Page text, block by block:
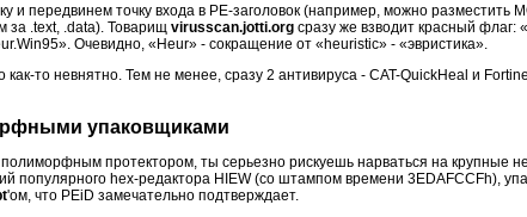
и передвинем точку входа в PE-заголовок (например, можно разместить
за .text, .data). Товарищ virusscan.jotti.org сразу же взводит красный флаг:
Очевидно, «Heur» - сокращение от «heuristic» - «эвристика».
как-то невнятно. Тем не менее, сразу 2 антивируса - CAT-QuickHeal и
упаковщиками
протектором, ты серьезно рискуешь нарваться на крупные
популярного hex-редактора HIEW (со штампом времени 3EDAFCCFh),
'ом, что PEiD замечательно подтверждает.